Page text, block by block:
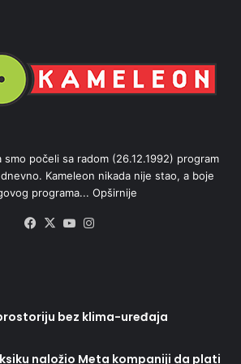
smo počeli sa radom (26.12.1992) program
Kameleon nikada nije stao, a boje
programa... Opširnije
Facebook
X YouTube
bez klima-uređaja
naložio Meta kompaniji da plati